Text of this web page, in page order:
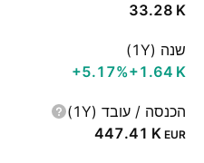
‪33.28 K‬
שנה (1Y)
‪+1.64 K‬
‪+5.17%‬
הכנסה / עובד (1Y)
‪447.41 K‬ EUR